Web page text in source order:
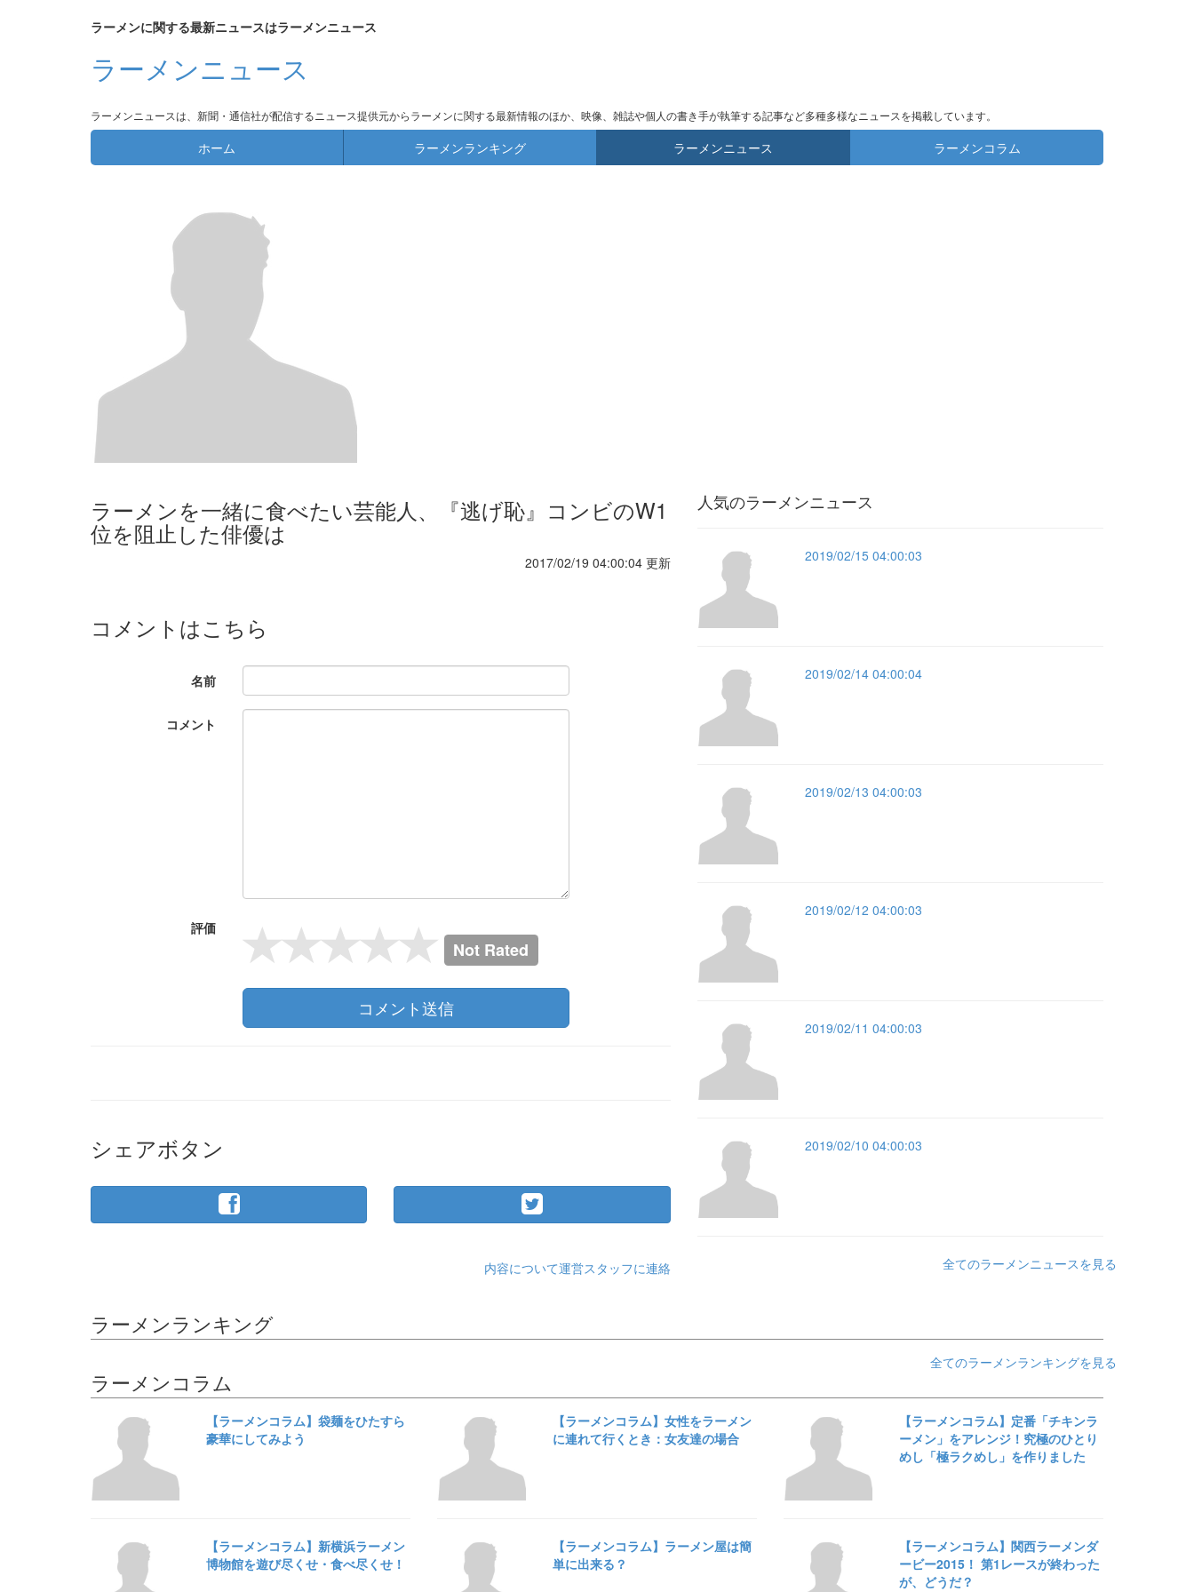
ラーメンに関する最新ニュースはラーメンニュース
ラーメンニュース
ラーメンニュースは、新聞・通信社が配信するニュース提供元からラーメンに関する最新情報のほか、映像、雑誌や個人の書き手が執筆する記事など多種多様なニュースを掲載しています。
ホーム ラーメンランキング ラーメンニュース ラーメンコラム
ラーメンを一緒に食べたい芸能人、『逃げ恥』コンビのW1
位を阻止した俳優は
2017/02/19 04:00:04 更新
コメントはこちら
名前
コメント
評価
Not Rated
コメント送信
シェアボタン
内容について運営スタッフに連絡
人気のラーメンニュース
2019/02/15 04:00:03
2019/02/14 04:00:04
2019/02/13 04:00:03
2019/02/12 04:00:03
2019/02/11 04:00:03
2019/02/10 04:00:03
全てのラーメンニュースを見る
ラーメンランキング
全てのラーメンランキングを見る
ラーメンコラム
【ラーメンコラム】袋麺をひたすら
豪華にしてみよう
【ラーメンコラム】女性をラーメン
に連れて行くとき：女友達の場合
【ラーメンコラム】定番「チキンラ
ーメン」をアレンジ！究極のひとり
めし「極ラクめし」を作りました
【ラーメンコラム】新横浜ラーメン
博物館を遊び尽くせ・食べ尽くせ！
【ラーメンコラム】ラーメン屋は簡
単に出来る？
【ラーメンコラム】関西ラーメンダ
ービー2015！ 第1レースが終わった
が、どうだ？